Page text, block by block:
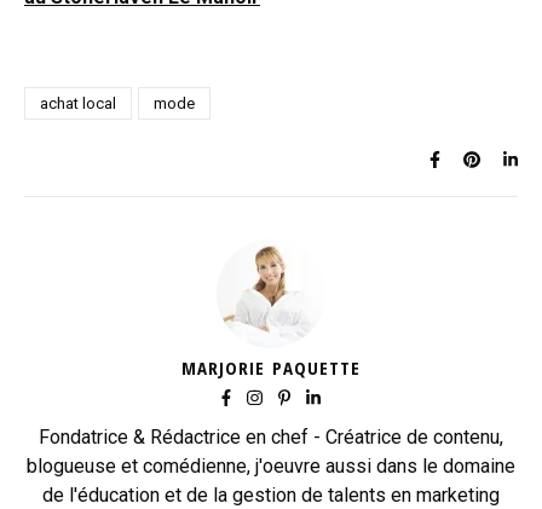
achat local mode
MARJORIE PAQUETTE
Fondatrice & Rédactrice en chef - Créatrice de contenu,
blogueuse et comédienne, j'oeuvre aussi dans le domaine
de l'éducation et de la gestion de talents en marketing